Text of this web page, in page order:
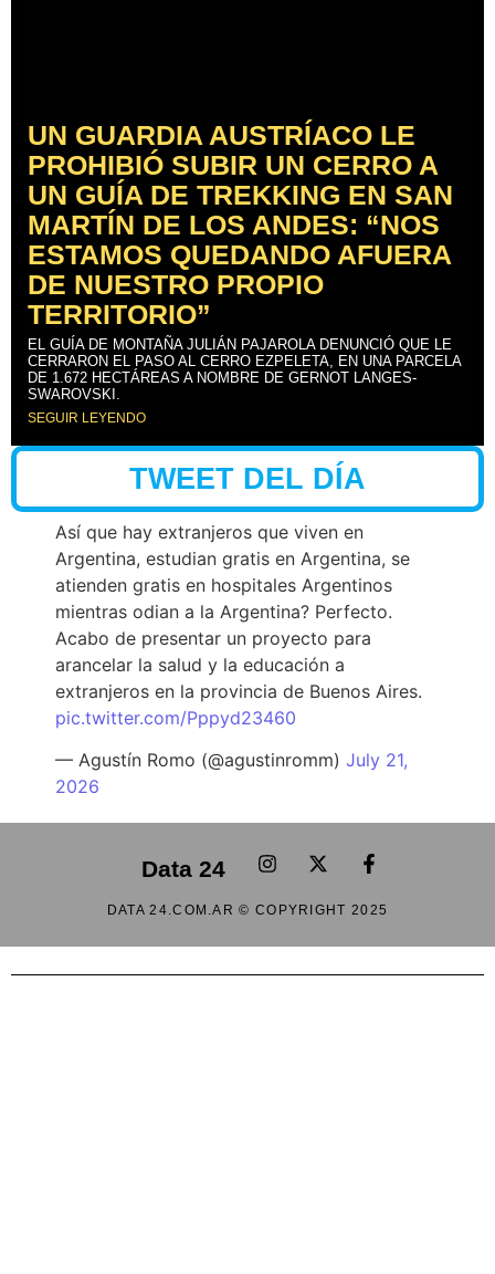
UN GUARDIA AUSTRÍACO LE
PROHIBIÓ SUBIR UN CERRO A
UN GUÍA DE TREKKING EN SAN
MARTÍN DE LOS ANDES: “NOS
ESTAMOS QUEDANDO AFUERA
DE NUESTRO PROPIO
TERRITORIO”
EL GUÍA DE MONTAÑA JULIÁN PAJAROLA DENUNCIÓ QUE LE
CERRARON EL PASO AL CERRO EZPELETA, EN UNA PARCELA
DE 1.672 HECTÁREAS A NOMBRE DE GERNOT LANGES-
SWAROVSKI.
SEGUIR LEYENDO
TWEET DEL DÍA
Así que hay extranjeros que viven en
Argentina, estudian gratis en Argentina, se
atienden gratis en hospitales Argentinos
mientras odian a la Argentina? Perfecto.
Acabo de presentar un proyecto para
arancelar la salud y la educación a
extranjeros en la provincia de Buenos Aires.
pic.twitter.com/Pppyd23460
— Agustín Romo (@agustinromm) July 21,
2026
Data 24
DATA 24.COM.AR © COPYRIGHT 2025